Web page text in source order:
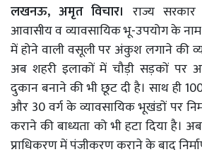
लखनऊ, अमृत विचार। राज्य
आवासीय व व्यावसायिक भू-उपयोग के नाम
में होने वाली वसूली पर अंकुश लगाने की
अब शहरी इलाकों में चौड़ी सड़कों पर
दुकान बनाने की भी छूट दी है। साथ ही
और 30 वर्ग के व्यावसायिक भूखंडों पर
कराने की बाध्यता को भी हटा दिया है।
प्राधिकरण में पंजीकरण कराने के बाद